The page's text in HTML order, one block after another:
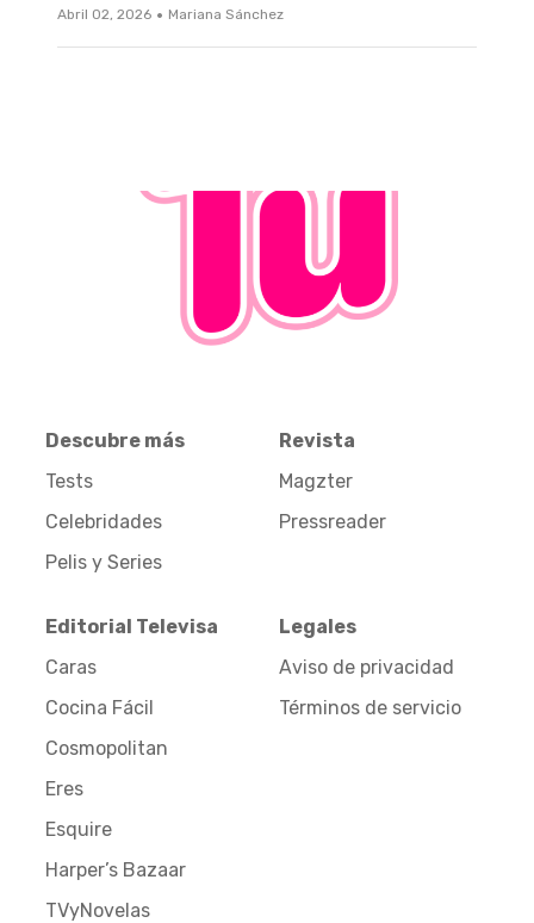
Abril 02, 2026 · Mariana Sánchez
Descubre más
Tests
Celebridades
Pelis y Series
Revista
Magzter
Pressreader
Editorial Televisa
Caras
Cocina Fácil
Cosmopolitan
Eres
Esquire
Harper’s Bazaar
TVyNovelas
Legales
Aviso de privacidad
Términos de servicio